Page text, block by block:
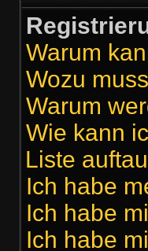
Warum
Wozu
Warum
Wie kann
Liste
Ich habe
Ich habe
Ich habe